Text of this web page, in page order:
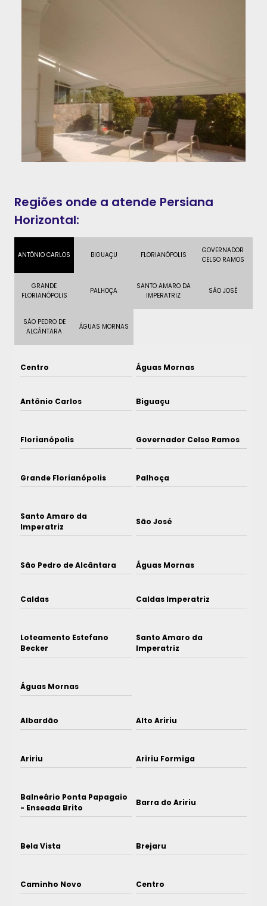
Regiões onde a atende Persiana
Horizontal:
ANTÔNIO CARLOS BIGUAÇU FLORIANÓPOLIS
GOVERNADOR
CELSO RAMOS
GRANDE
FLORIANÓPOLIS
PALHOÇA
SANTO AMARO DA
IMPERATRIZ
SÃO JOSÉ
SÃO PEDRO DE
ALCÂNTARA
ÁGUAS MORNAS
Centro Águas Mornas
Antônio Carlos Biguaçu
Florianópolis Governador Celso Ramos
Grande Florianópolis Palhoça
Santo Amaro da
Imperatriz
São José
São Pedro de Alcântara Águas Mornas
Caldas Caldas Imperatriz
Loteamento Estefano
Becker
Santo Amaro da
Imperatriz
Águas Mornas
Albardão Alto Aririu
Aririu Aririu Formiga
Balneário Ponta Papagaio
- Enseada Brito
Barra do Aririu
Bela Vista Brejaru
Caminho Novo Centro